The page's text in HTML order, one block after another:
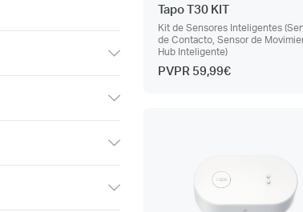
Tapo T30 KIT
Kit de Sensores Inteligentes
de Contacto, Sensor de
Hub Inteligente)
PVPR 59,99€